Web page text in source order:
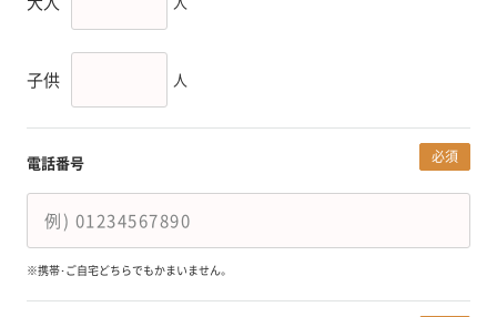
子供 人
電話番号 必須
※携帯･ご自宅どちらでもかまいません。